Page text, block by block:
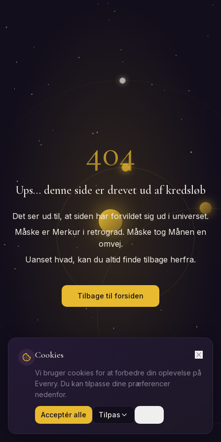
404
Ups… denne side er drevet ud af kredsløb
Det ser ud til, at siden har forvildet sig ud i universet.
Måske er Merkur i retrograd. Måske tog Månen en
omvej.
Uanset hvad, kan du altid finde tilbage herfra.
Tilbage til forsiden
Cookies
Vi bruger cookies for at forbedre din oplevelse på
Evenry. Du kan tilpasse dine præferencer
nedenfor.
Acceptér alle Tilpas